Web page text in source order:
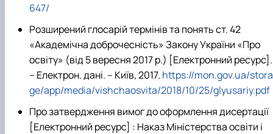
647/
Розширений глосарій термінів та понять ст. 42
«Академічна доброчесність» Закону України «Про
освіту» (від 5 вересня 2017 р.) [Електронний ресурс].
– Електрон. дані. – Київ, 2017. https://mon.gov.ua/stora
ge/app/media/vishchaosvita/2018/10/25/glyusariy.pdf
Про затвердження вимог до оформлення дисертації
[Електронний ресурс] : Наказ Міністерства освіти і